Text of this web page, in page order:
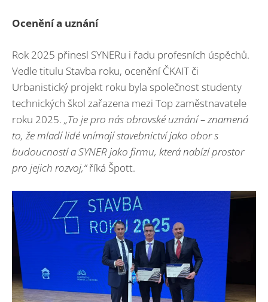
Ocenění a uznání
Rok 2025 přinesl SYNERu i řadu profesních úspěchů.
Vedle titulu Stavba roku, ocenění ČKAIT či
Urbanistický projekt roku byla společnost studenty
technických škol zařazena mezi Top zaměstnavatele
roku 2025. „To je pro nás obrovské uznání – znamená
to, že mladí lidé vnímají stavebnictví jako obor s
budoucností a SYNER jako firmu, která nabízí prostor
pro jejich rozvoj,“říká Špott.